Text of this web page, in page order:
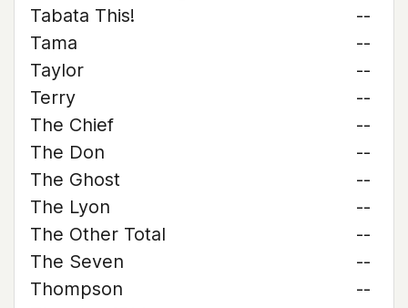
Tabata This!
--
Tama
--
Taylor
--
Terry
--
The Chief
--
The Don
--
The Ghost
--
The Lyon
--
The Other Total
--
The Seven
--
Thompson
--